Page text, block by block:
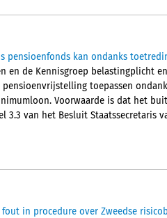
pensioenfonds kan ondanks
en de Kennisgroep belastingplicht
toepassen
Voorwaarde is dat het
van het Besluit Staatssecretaris
fout in procedure over Zweedse